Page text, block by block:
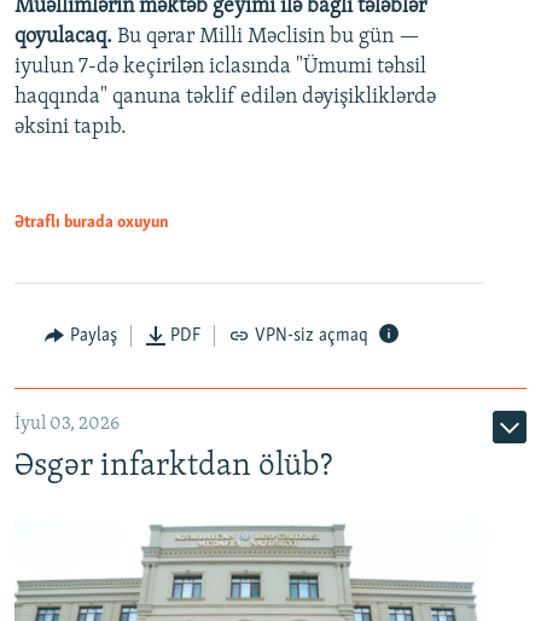
Auto 240p 360p 480p
720p 1080p
480p
720p
Müəllimlərin məktəb geyimi ilə bağlı tələblər
qoyulacaq. Bu qərar Milli Məclisin bu gün —
iyulun 7-də keçirilən iclasında "Ümumi təhsil
haqqında" qanuna təklif edilən dəyişikliklərdə
əksini tapıb.
Ətraflı burada oxuyun
Paylaş PDF VPN-siz açmaq
İyul 03, 2026
Əsgər infarktdan ölüb?